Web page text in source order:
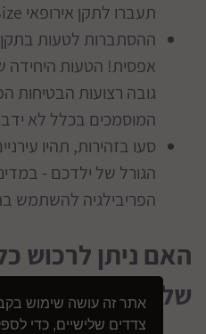
צדדים שלישיים, כדי
תעברו לתקן אירופאי I-Size או שוודי.
אפסית! הטעות היחידה
גובה רצועות הבטיחות
המוסמכים בכלל לא
סעו בזהירות, תהיו
הגורל של ילדכם -
הפריבילגיה להשתמש
האם ניתן לרכוש
שלי?